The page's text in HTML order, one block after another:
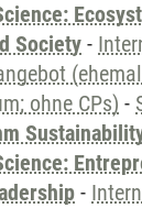
Society -
ohne CPs) -
-